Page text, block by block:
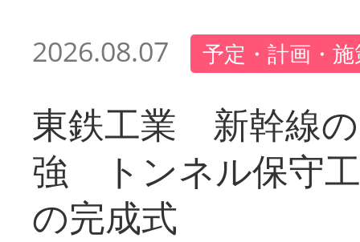
2026.08.07 予定・計画・
東鉄工業 新幹線
強 トンネル保守
の完成式